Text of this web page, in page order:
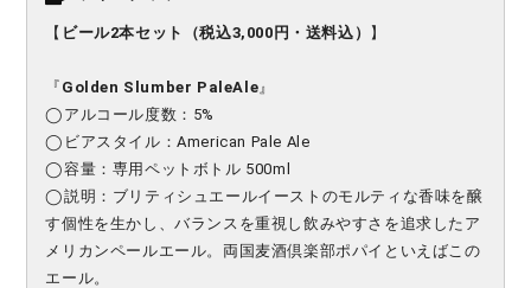
【 ビール2本セット （税込3,000円・送料込） 】
『 Golden Slumber PaleAle 』
◯アルコール度数：5%
◯ビアスタイル：American Pale Ale
◯容量：専用ペットボトル 500ml
◯説明：ブリティシュエールイーストのモルティな香味を醸
す個性を生かし、バランスを重視し飲みやすさを追求したア
メリカンペールエール。両国麦酒倶楽部ポパイといえばこの
エール。